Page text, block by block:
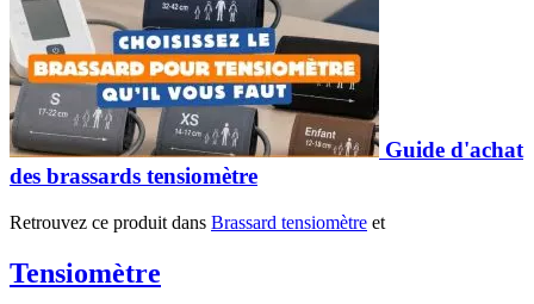
Guide d'achat
des brassards tensiomètre
Retrouvez ce produit dans Brassard tensiomètre et
Tensiomètre